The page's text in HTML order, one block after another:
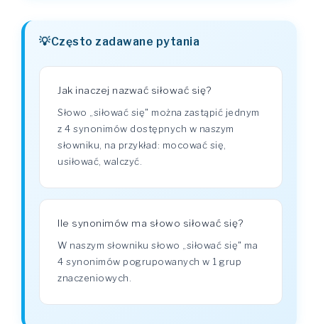
Często zadawane pytania
Jak inaczej nazwać siłować się?
Słowo „siłować się" można zastąpić jednym
z 4 synonimów dostępnych w naszym
słowniku, na przykład: mocować się,
usiłować, walczyć.
Ile synonimów ma słowo siłować się?
W naszym słowniku słowo „siłować się" ma
4 synonimów pogrupowanych w 1 grup
znaczeniowych.